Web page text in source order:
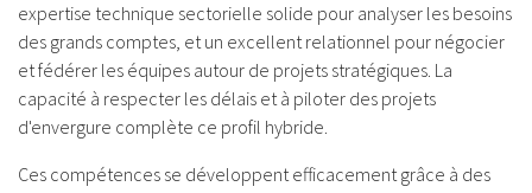
expertise technique sectorielle solide pour analyser les besoins
des grands comptes, et un excellent relationnel pour négocier
et fédérer les équipes autour de projets stratégiques. La
capacité à respecter les délais et à piloter des projets
d'envergure complète ce profil hybride.
Ces compétences se développent efficacement grâce à des